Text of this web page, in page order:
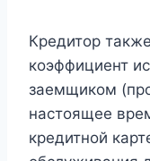
Кредитор
коэффициент
заемщиком
настоящее
кредитной